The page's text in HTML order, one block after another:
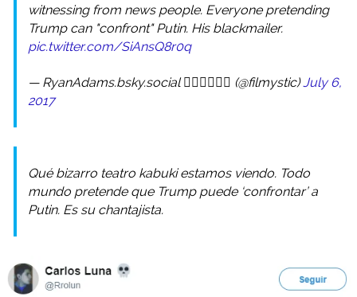
witnessing from news people. Everyone pretending
Trump can "confront" Putin. His blackmailer.
pic.twitter.com/SiAnsQ8r0q
— RyanAdams.bsky.social 🏳️‍🌈🇺🇦🇹🇭 (@filmystic)July 6,
2017
Qué bizarro teatro kabuki estamos viendo. Todo
mundo pretende que Trump puede ‘confrontar’ a
Putin. Es su chantajista.